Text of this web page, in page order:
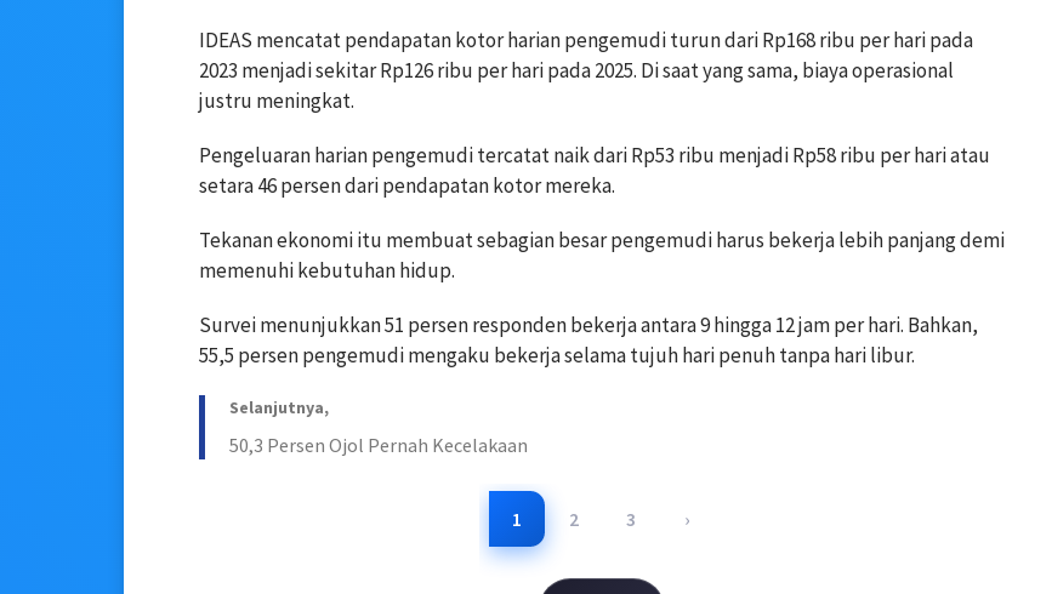
IDEAS mencatat pendapatan kotor harian pengemudi turun dari Rp168 ribu per hari pada
2023 menjadi sekitar Rp126 ribu per hari pada 2025. Di saat yang sama, biaya operasional
justru meningkat.
Pengeluaran harian pengemudi tercatat naik dari Rp53 ribu menjadi Rp58 ribu per hari atau
setara 46 persen dari pendapatan kotor mereka.
Tekanan ekonomi itu membuat sebagian besar pengemudi harus bekerja lebih panjang demi
memenuhi kebutuhan hidup.
Survei menunjukkan 51 persen responden bekerja antara 9 hingga 12 jam per hari. Bahkan,
55,5 persen pengemudi mengaku bekerja selama tujuh hari penuh tanpa hari libur.
Selanjutnya,
50,3 Persen Ojol Pernah Kecelakaan
1 2 3 ›